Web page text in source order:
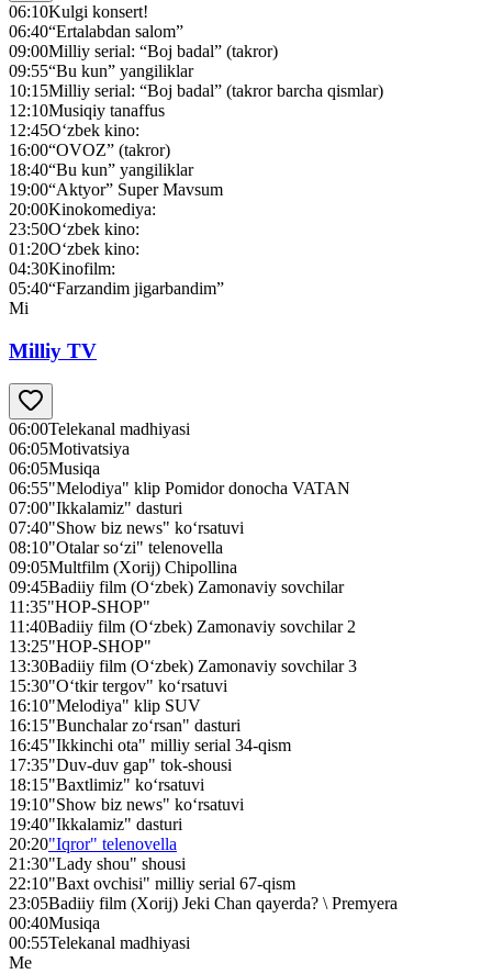
06:10Kulgi konsert!
06:40“Ertalabdan salom”
09:00Milliy serial: “Boj badal” (takror)
09:55“Bu kun” yangiliklar
10:15Milliy serial: “Boj badal” (takror barcha qismlar)
12:10Musiqiy tanaffus
12:45O‘zbek kino:
16:00“OVOZ” (takror)
18:40“Bu kun” yangiliklar
19:00“Aktyor” Super Mavsum
20:00Kinokomediya:
23:50O‘zbek kino:
01:20O‘zbek kino:
04:30Kinofilm:
05:40“Farzandim jigarbandim”
Mi
Milliy TV
06:00Telekanal madhiyasi
06:05Motivatsiya
06:05Musiqa
06:55"Melodiya" klip Pomidor donocha VATAN
07:00"Ikkalamiz" dasturi
07:40"Show biz news" ko‘rsatuvi
08:10"Otalar so‘zi" telenovella
09:05Multfilm (Xorij) Chipollina
09:45Badiiy film (O‘zbek) Zamonaviy sovchilar
11:35"HOP-SHOP"
11:40Badiiy film (O‘zbek) Zamonaviy sovchilar 2
13:25"HOP-SHOP"
13:30Badiiy film (O‘zbek) Zamonaviy sovchilar 3
15:30"O‘tkir tergov" ko‘rsatuvi
16:10"Melodiya" klip SUV
16:15"Bunchalar zo‘rsan" dasturi
16:45"Ikkinchi ota" milliy serial 34-qism
17:35"Duv-duv gap" tok-shousi
18:15"Baxtlimiz" ko‘rsatuvi
19:10"Show biz news" ko‘rsatuvi
19:40"Ikkalamiz" dasturi
20:20"Iqror" telenovella
21:30"Lady shou" shousi
22:10"Baxt ovchisi" milliy serial 67-qism
23:05Badiiy film (Xorij) Jeki Chan qayerda? \ Premyera
00:40Musiqa
00:55Telekanal madhiyasi
Me